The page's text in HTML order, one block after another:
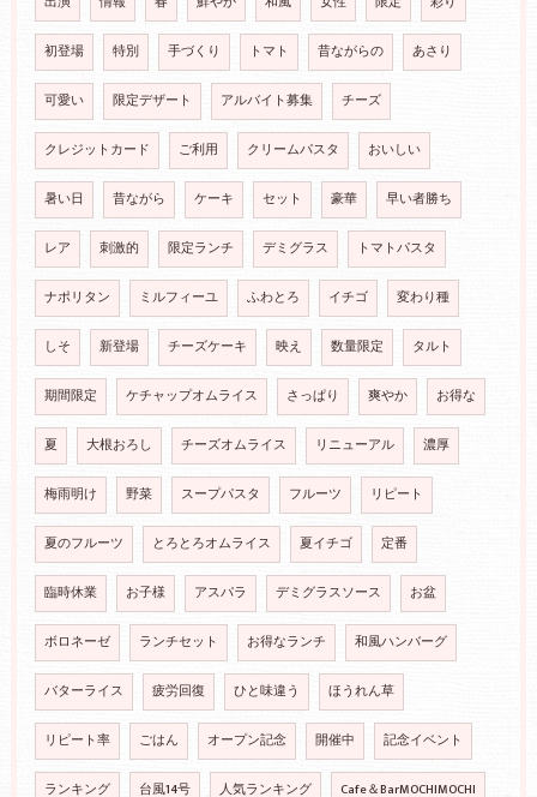
初登場 特別 手づくり トマト 昔ながらの あさり
可愛い 限定デザート アルバイト募集 チーズ
クレジットカード ご利用 クリームパスタ おいしい
暑い日 昔ながら ケーキ セット 豪華 早い者勝ち
レア 刺激的 限定ランチ デミグラス トマトパスタ
ナポリタン ミルフィーユ ふわとろ イチゴ 変わり種
しそ 新登場 チーズケーキ 映え 数量限定 タルト
期間限定 ケチャップオムライス さっぱり 爽やか お得な
夏 大根おろし チーズオムライス リニューアル 濃厚
梅雨明け 野菜 スープパスタ フルーツ リピート
夏のフルーツ とろとろオムライス 夏イチゴ 定番
臨時休業 お子様 アスパラ デミグラスソース お盆
ボロネーゼ ランチセット お得なランチ 和風ハンバーグ
バターライス 疲労回復 ひと味違う ほうれん草
リピート率 ごはん オープン記念 開催中 記念イベント
ランキング 台風14号 人気ランキング Cafe＆BarMOCHIMOCHI